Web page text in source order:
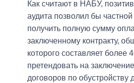
Как считают в НАБУ,
аудита позволил бы
получить полную сумму
заключенному контракту,
которого составляет более
претендовать на
договоров по обустройству